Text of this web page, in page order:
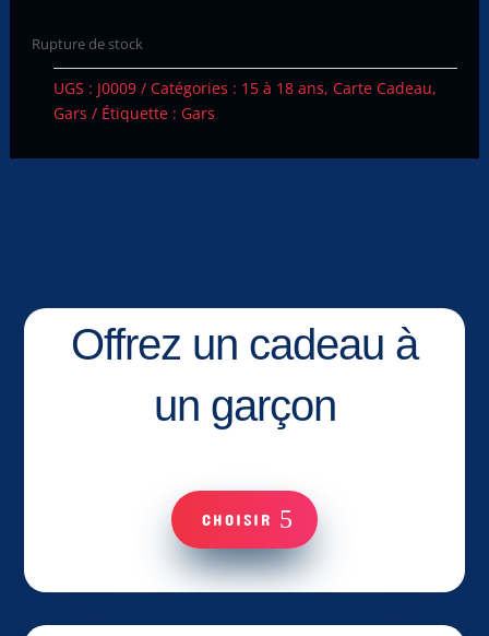
Rupture de stock
UGS : J0009 Catégories : 15 à 18 ans, Carte Cadeau,
Gars
Étiquette : Gars
Offrez un cadeau à
un garçon
CHOISIR